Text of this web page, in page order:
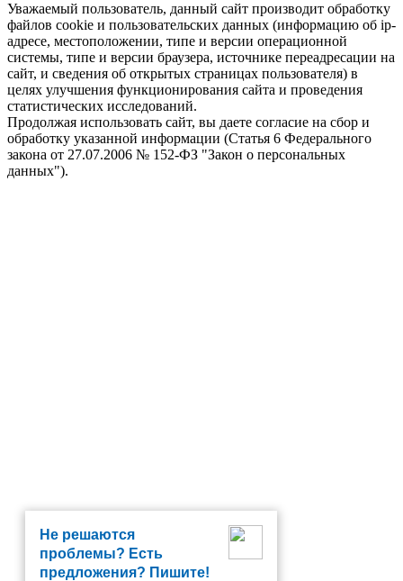
Уважаемый пользователь, данный сайт производит обработку
файлов cookie и пользовательских данных (информацию об ip-
адресе, местоположении, типе и версии операционной
системы, типе и версии браузера, источнике переадресации на
сайт, и сведения об открытых страницах пользователя) в
целях улучшения функционирования сайта и проведения
статистических исследований.
Продолжая использовать сайт, вы даете согласие на сбор и
обработку указанной информации (Статья 6 Федерального
закона от 27.07.2006 № 152-ФЗ "Закон о персональных
данных").
Не решаются
проблемы? Есть
предложения? Пишите!